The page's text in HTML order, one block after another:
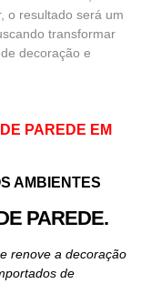
o resultado será um
transformar
decoração e
PAREDE EM
AMBIENTES
PAREDE.
renove a decoração
de